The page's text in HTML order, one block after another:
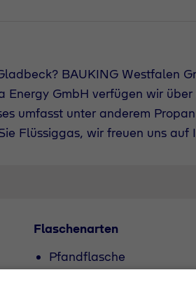
BAUKING Westfalen
Energy GmbH verfügen wir
umfasst unter anderem
Flüssiggas, wir freuen uns auf
Flaschenarten
Pfandflasche